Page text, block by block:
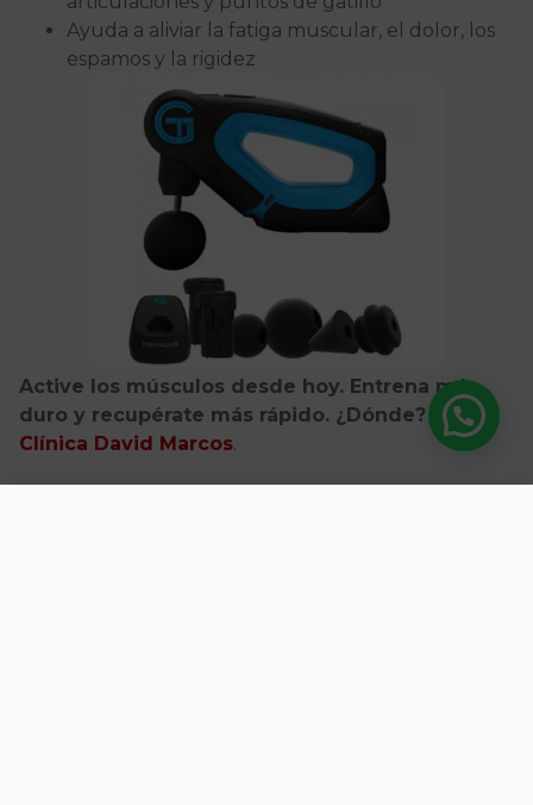
Ayuda a aliviar la fatiga muscular, el dolor, los
espamos y la rigidez
Active los músculos desde hoy. Entrena más
duro y recupérate más rápido. ¿Dónde? En
Clínica David Marcos.